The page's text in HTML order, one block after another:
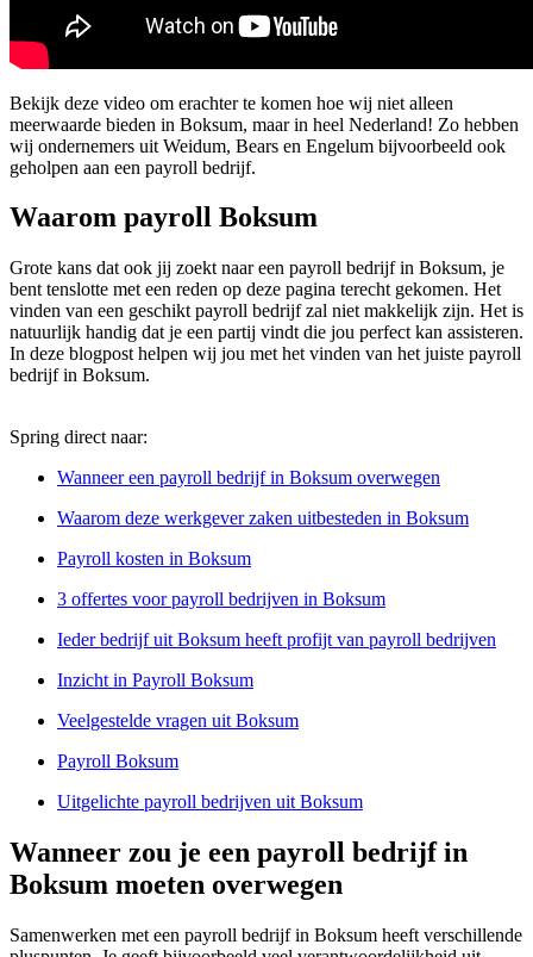
Bekijk deze video om erachter te komen hoe wij niet alleen
meerwaarde bieden in Boksum, maar in heel Nederland! Zo hebben
wij ondernemers uit Weidum, Bears en Engelum bijvoorbeeld ook
geholpen aan een payroll bedrijf.
Waarom payroll Boksum
Grote kans dat ook jij zoekt naar een payroll bedrijf in Boksum, je
bent tenslotte met een reden op deze pagina terecht gekomen. Het
vinden van een geschikt payroll bedrijf zal niet makkelijk zijn. Het is
natuurlijk handig dat je een partij vindt die jou perfect kan assisteren.
In deze blogpost helpen wij jou met het vinden van het juiste payroll
bedrijf in Boksum.
Spring direct naar:
Wanneer een payroll bedrijf in Boksum overwegen
Waarom deze werkgever zaken uitbesteden in Boksum
Payroll kosten in Boksum
3 offertes voor payroll bedrijven in Boksum
Ieder bedrijf uit Boksum heeft profijt van payroll bedrijven
Inzicht in Payroll Boksum
Veelgestelde vragen uit Boksum
Payroll Boksum
Uitgelichte payroll bedrijven uit Boksum
Wanneer zou je een payroll bedrijf in
Boksum moeten overwegen
Samenwerken met een payroll bedrijf in Boksum heeft verschillende